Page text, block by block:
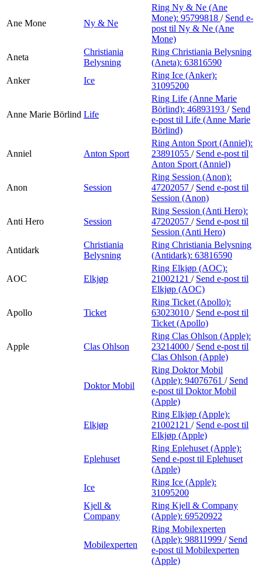
Ane Mone Ny & Ne
Ring Ny & Ne (Ane
Mone): 95799818 / Send e-
post til Ny & Ne (Ane
Mone)
Aneta
Christiania
Belysning
Ring Christiania Belysning
(Aneta): 63816590
Anker
Ice
Ring Ice (Anker):
31095200
Anne Marie Börlind Life
Ring Life (Anne Marie
Börlind): 46893193 / Send
e-post til Life (Anne Marie
Börlind)
Anniel Anton Sport
Ring Anton Sport (Anniel):
23891055 / Send e-post til
Anton Sport (Anniel)
Anon Session
Ring Session (Anon):
47202057 / Send e-post til
Session (Anon)
Anti Hero Session
Ring Session (Anti Hero):
47202057 / Send e-post til
Session (Anti Hero)
Antidark
Christiania
Belysning
Ring Christiania Belysning
(Antidark): 63816590
AOC Elkjøp
Ring Elkjøp (AOC):
21002121 / Send e-post til
Elkjøp (AOC)
Apollo Ticket
Ring Ticket (Apollo):
63023010 / Send e-post til
Ticket (Apollo)
Apple Clas Ohlson
Ring Clas Ohlson (Apple):
23214000 / Send e-post til
Clas Ohlson (Apple)
Doktor Mobil
Ring Doktor Mobil
(Apple): 94076761 / Send
e-post til Doktor Mobil
(Apple)
Elkjøp
Ring Elkjøp (Apple):
21002121 / Send e-post til
Elkjøp (Apple)
Eplehuset
Ring Eplehuset (Apple):
Send e-post til Eplehuset
(Apple)
Ice
Ring Ice (Apple):
31095200
Kjell &
Company
Ring Kjell & Company
(Apple): 69520922
Mobilexperten
Ring Mobilexperten
(Apple): 98811999 / Send
e-post til Mobilexperten
(Apple)